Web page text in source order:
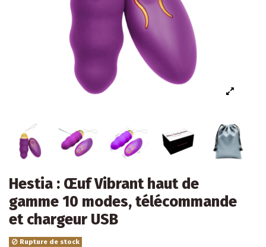
Hestia : Œuf Vibrant haut de
gamme 10 modes, télécommande
et chargeur USB
Rupture de stock